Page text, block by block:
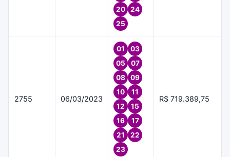
20
24
25
2755 06/03/2023
01
03
05
07
08
09
10
11
12
15
16
17
21
22
23
R$ 719.389,75